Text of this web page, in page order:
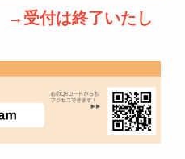
→受付は終了いたし